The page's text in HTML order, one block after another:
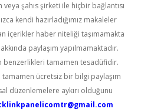
şahıs şirketi ile hiçbir bağlantısı
kendi hazırladığımız makaleler
içerikler haber niteliği taşımamakta
paylaşım yapılmamaktadır.
benzerlikleri tamamen tesadüfidir.
tamamen ücretsiz bir bilgi paylaşım
düzenlemelere aykırı olduğunu